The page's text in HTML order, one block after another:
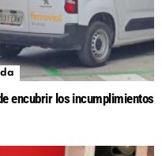
encubrir los incumplimientos